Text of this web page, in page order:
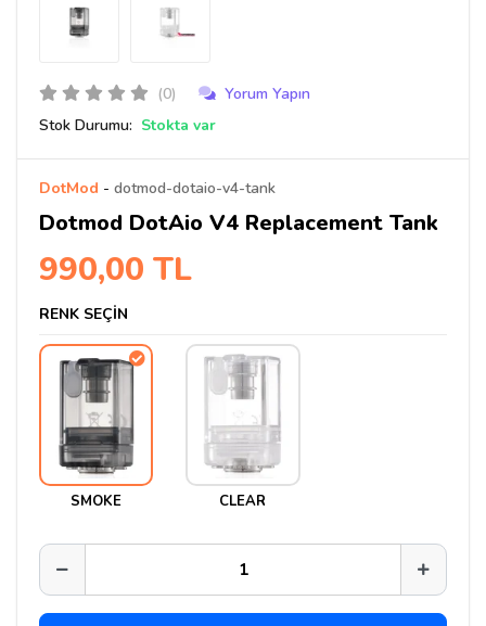
(0)
Yorum Yapın
Stok Durumu: Stokta var
DotMod - dotmod-dotaio-v4-tank
Dotmod DotAio V4 Replacement Tank
990,00 TL
RENK SEÇİN
SMOKE CLEAR